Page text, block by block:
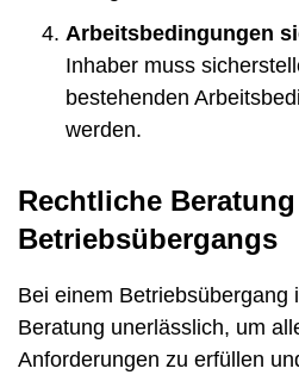
Arbeitsbedingungen
Inhaber muss
bestehenden
werden.
Rechtliche
Betriebsübergangs
Bei einem Betriebsübergang
Beratung unerlässlich, um
Anforderungen zu erfüllen